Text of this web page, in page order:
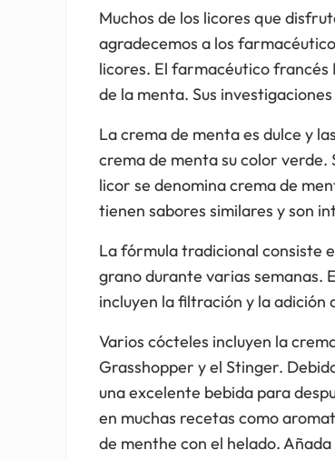
Muchos de los licores que
agradecemos a los
licores. El farmacéutico
de la menta. Sus
La crema de menta es dulce y
crema de menta su color
licor se denomina crema de
tienen sabores similares y son
La fórmula tradicional consiste
grano durante varias semanas.
incluyen la filtración y la adición
Varios cócteles incluyen la
Grasshopper y el Stinger.
una excelente bebida para
en muchas recetas como
de menthe con el helado.